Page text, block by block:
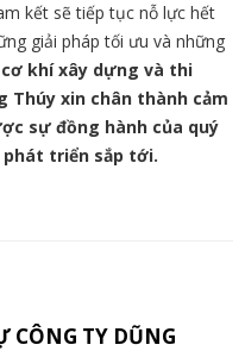
kết sẽ tiếp tục nỗ lực hết
giải pháp tối ưu và những
cơ khí xây dựng và thi
Thúy xin chân thành cảm
sự đồng hành của quý
triển sắp tới.
CÔNG TY DŨNG